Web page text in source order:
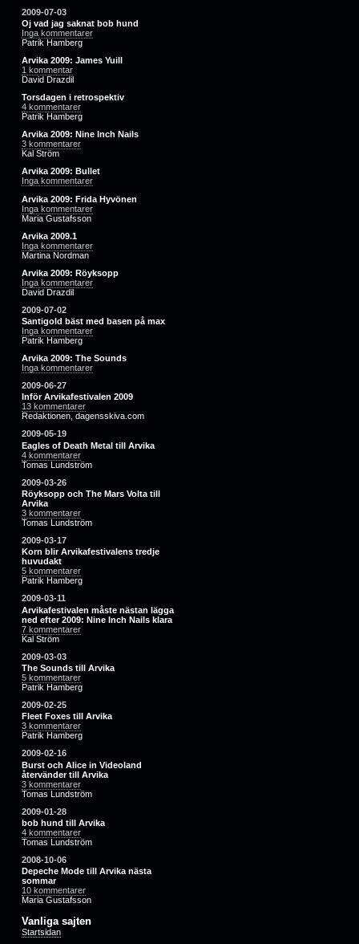
2009-07-03
Oj vad jag saknat bob hund
Inga kommentarer
Patrik Hamberg
Arvika 2009: James Yuill
1 kommentar
David Drazdil
Torsdagen i retrospektiv
4 kommentarer
Patrik Hamberg
Arvika 2009: Nine Inch Nails
3 kommentarer
Kal Ström
Arvika 2009: Bullet
Inga kommentarer
Arvika 2009: Frida Hyvönen
Inga kommentarer
Maria Gustafsson
Arvika 2009.1
Inga kommentarer
Martina Nordman
Arvika 2009: Röyksopp
Inga kommentarer
David Drazdil
2009-07-02
Santigold bäst med basen på max
Inga kommentarer
Patrik Hamberg
Arvika 2009: The Sounds
Inga kommentarer
2009-06-27
Inför Arvikafestivalen 2009
13 kommentarer
Redaktionen, dagensskiva.com
2009-05-19
Eagles of Death Metal till Arvika
4 kommentarer
Tomas Lundström
2009-03-26
Röyksopp och The Mars Volta till
Arvika
3 kommentarer
Tomas Lundström
2009-03-17
Korn blir Arvikafestivalens tredje
huvudakt
5 kommentarer
Patrik Hamberg
2009-03-11
Arvikafestivalen måste nästan lägga
ned efter 2009: Nine Inch Nails klara
7 kommentarer
Kal Ström
2009-03-03
The Sounds till Arvika
5 kommentarer
Patrik Hamberg
2009-02-25
Fleet Foxes till Arvika
3 kommentarer
Patrik Hamberg
2009-02-16
Burst och Alice in Videoland
återvänder till Arvika
3 kommentarer
Tomas Lundström
2009-01-28
bob hund till Arvika
4 kommentarer
Tomas Lundström
2008-10-06
Depeche Mode till Arvika nästa
sommar
10 kommentarer
Maria Gustafsson
Vanliga sajten
Startsidan